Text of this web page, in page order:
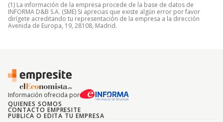
(1) La información de la empresa procede de la base de datos de
INFORMA D&B S.A. (SME) Si aprecias que existe algún error por favor
dirígete acreditando tu representación de la empresa a la dirección
Avenida de Europa, 19, 28108, Madrid.
Información ofrecida por
QUIENES SOMOS
CONTACTO EMPRESITE
PUBLICA O EDITA TU EMPRESA